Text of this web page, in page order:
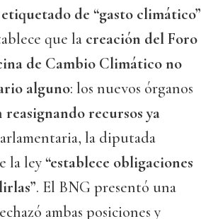
de “gasto climático”
que la creación del Foro
de Cambio Climáticono
alguno: los nuevos órganos
reasignando recursos ya
la diputada
la ley“establece obligaciones
. El BNG presentó una
ambas posiciones y